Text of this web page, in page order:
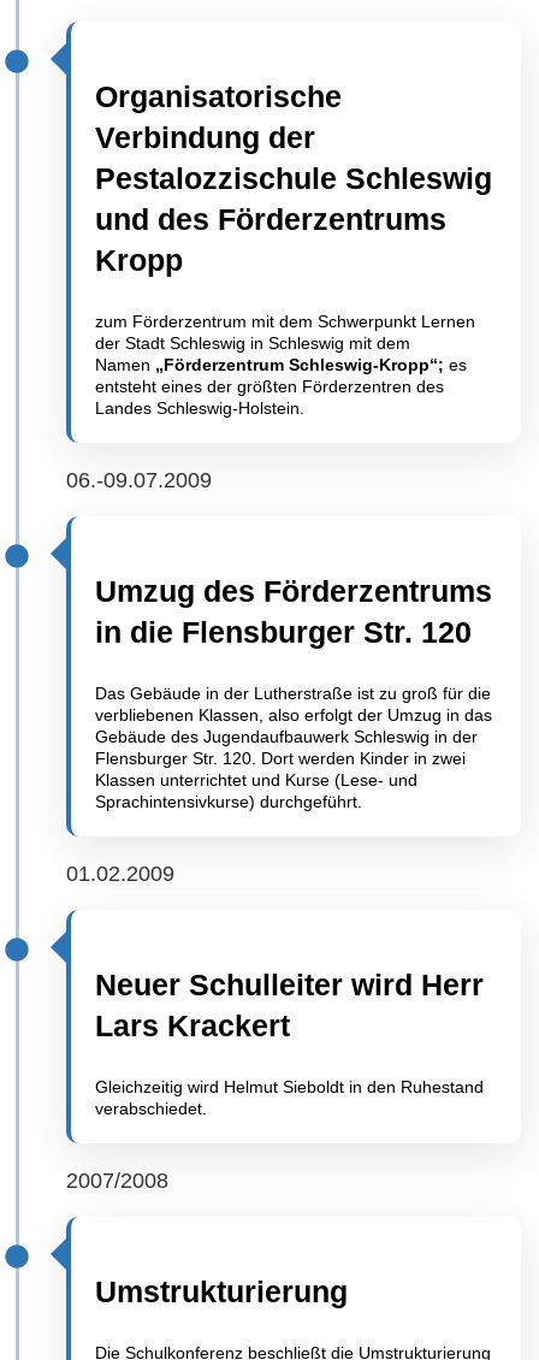
Organisatorische
Verbindung der
Pestalozzischule Schleswig
und des Förderzentrums
Kropp
zum Förderzentrum mit dem Schwerpunkt Lernen
der Stadt Schleswig in Schleswig mit dem
Namen „Förderzentrum Schleswig-Kropp“; es
entsteht eines der größten Förderzentren des
Landes Schleswig-Holstein.
06.-09.07.2009
Umzug des Förderzentrums
in die Flensburger Str. 120
Das Gebäude in der Lutherstraße ist zu groß für die
verbliebenen Klassen, also erfolgt der Umzug in das
Gebäude des Jugendaufbauwerk Schleswig in der
Flensburger Str. 120. Dort werden Kinder in zwei
Klassen unterrichtet und Kurse (Lese- und
Sprachintensivkurse) durchgeführt.
01.02.2009
Neuer Schulleiter wird Herr
Lars Krackert
Gleichzeitig wird Helmut Sieboldt in den Ruhestand
verabschiedet.
2007/2008
Umstrukturierung
Die Schulkonferenz beschließt die Umstrukturierung